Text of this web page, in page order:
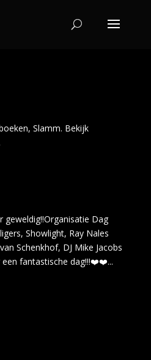
Slamm. Bekijk
Dag
Showlight, Ray Nales
Schenkhof, DJ Mike Jacobs
fantastische dag!!!❤️❤️...